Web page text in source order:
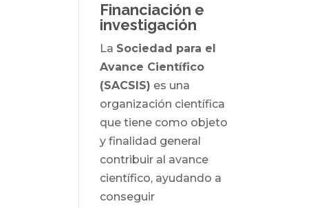
Financiación e
investigación
La Sociedad para el
Avance Científico
(SACSIS) es una
organización científica
que tiene como objeto
y finalidad general
contribuir al avance
científico, ayudando a
conseguir